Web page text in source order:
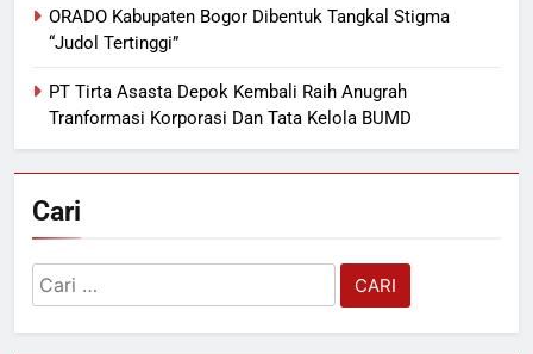
ORADO Kabupaten Bogor Dibentuk Tangkal Stigma
“Judol Tertinggi”
PT Tirta Asasta Depok Kembali Raih Anugrah
Tranformasi Korporasi Dan Tata Kelola BUMD
Cari
Cari
untuk: